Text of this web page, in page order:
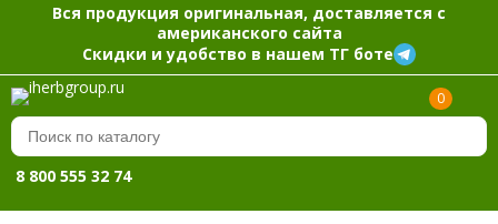
Вся продукция оригинальная, доставляется с
американского сайта
Скидки и удобство в нашем ТГ боте
0
8 800 555 32 74